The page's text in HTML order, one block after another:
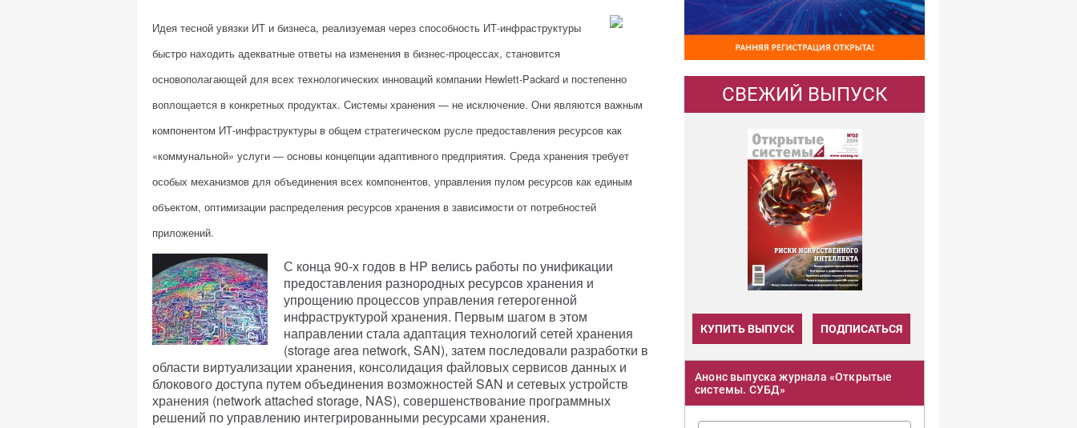
Идея тесной увязки ИТ и бизнеса, реализуемая через способность ИТ-инфраструктуры
быстро находить адекватные ответы на изменения в бизнес-процессах, становится
основополагающей для всех технологических инноваций компании Hewlett-Packard и постепенно
воплощается в конкретных продуктах. Системы хранения — не исключение. Они являются важным
компонентом ИТ-инфраструктуры в общем стратегическом русле предоставления ресурсов как
«коммунальной» услуги — основы концепции адаптивного предприятия. Среда хранения требует
особых механизмов для объединения всех компонентов, управления пулом ресурсов как единым
объектом, оптимизации распределения ресурсов хранения в зависимости от потребностей
приложений.
С конца 90-х годов в HP велись работы по унификации
предоставления разнородных ресурсов хранения и
упрощению процессов управления гетерогенной
инфраструктурой хранения. Первым шагом в этом
направлении стала адаптация технологий сетей хранения
(storage area network, SAN), затем последовали разработки в
области виртуализации хранения, консолидация файловых сервисов данных и
блокового доступа путем объединения возможностей SAN и сетевых устройств
хранения (network attached storage, NAS), совершенствование программных
решений по управлению интегрированными ресурсами хранения.
СВЕЖИЙ ВЫПУСК
КУПИТЬ ВЫПУСК ПОДПИСАТЬСЯ
Анонс выпуска журнала «Открытые
системы. СУБД»